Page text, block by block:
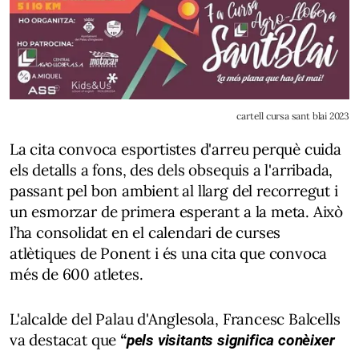
cartell cursa sant blai 2023
La cita convoca esportistes d'arreu perquè cuida
els detalls a fons, des dels obsequis a l'arribada,
passant pel bon ambient al llarg del recorregut i
un esmorzar de primera esperant a la meta. Això
l’ha consolidat en el calendari de curses
atlètiques de Ponent i és una cita que convoca
més de 600 atletes.
L'alcalde del Palau d'Anglesola, Francesc Balcells
va destacat que “pels visitants significa conèixer